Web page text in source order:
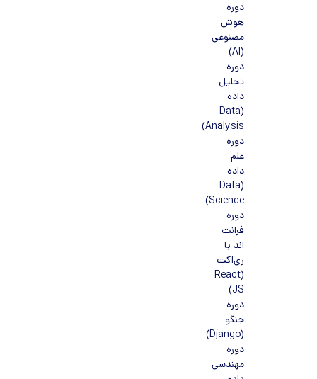
دوره
هوش
مصنوعی
(AI)
دوره
تحلیل
داده
(Data
Analysis)
دوره
علم
داده
(Data
Science)
دوره
فرانت
اند با
ری‌اکت
(React
JS)
دوره
جنگو
(Django)
دوره
مهندسی